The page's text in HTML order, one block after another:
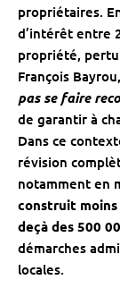
propriétaires.
d’intérêt entre
propriété,
François Bayrou,
pas se faire
de garantir à
Dans ce
révision
notamment en
construit moins
deçà des 500
démarches
locales.